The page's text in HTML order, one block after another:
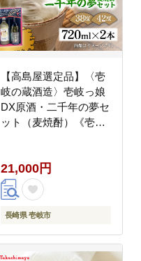
【高島屋選定品】〈壱
岐の蔵酒造〉壱岐っ娘
DX原酒・二千年の夢セ
ット（麦焼酎）《壱岐
21,000円
長崎県 壱岐市